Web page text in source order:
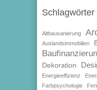
Schlagwörter
Altbausanierung
Auslandsimmobilien
Dekoration
Energieeffizienz
Farbpsychologie